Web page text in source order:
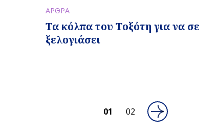
ΑΡΘΡΑ
Τα κόλπα του Τοξότη για να σε
ξελογιάσει
01 02